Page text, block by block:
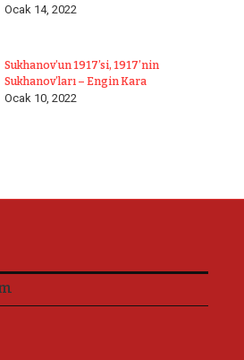
Ocak 14, 2022
Sukhanov’un 1917’si, 1917’nin
Sukhanov’ları – Engin Kara
Ocak 10, 2022